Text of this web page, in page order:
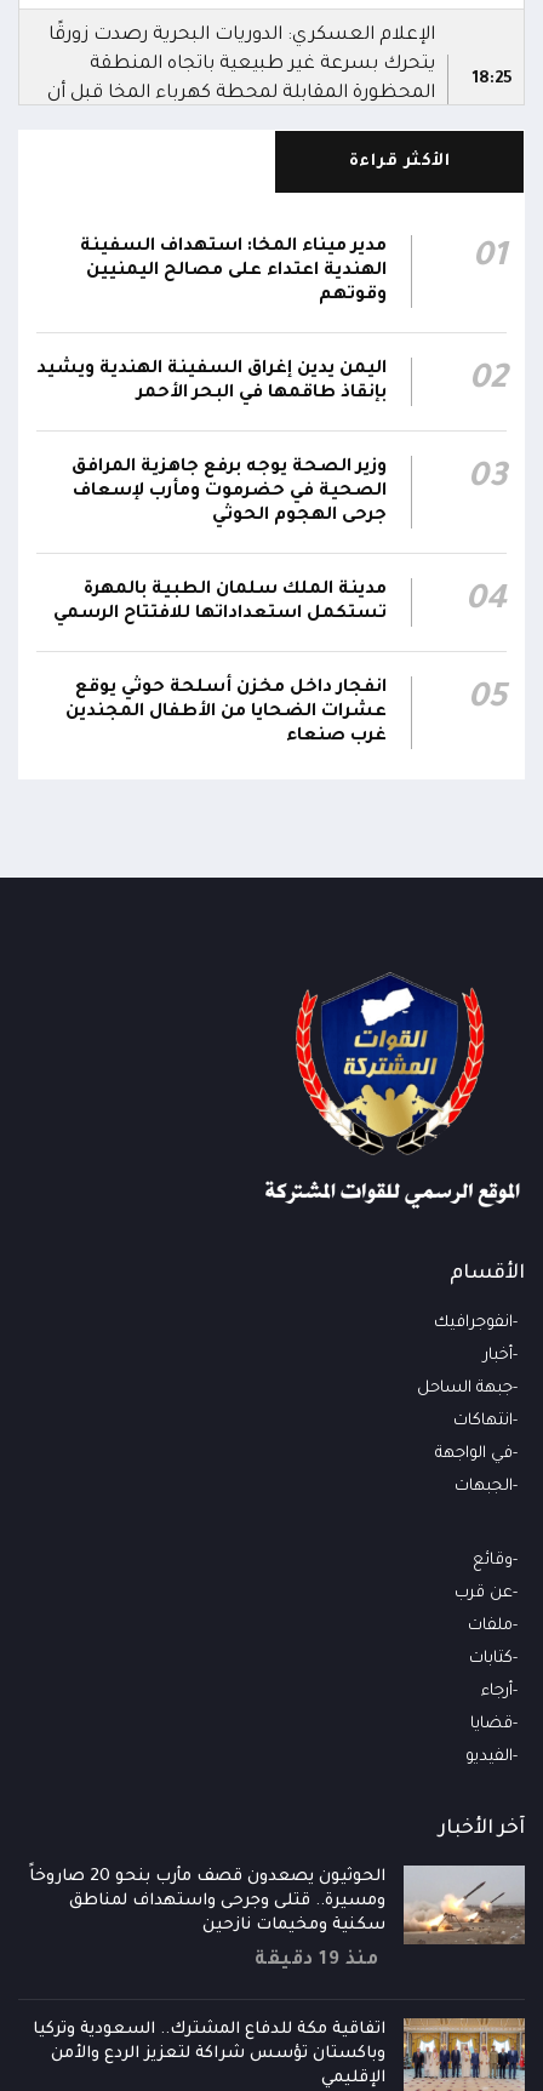
18:25
الإعلام العسكري: الدوريات البحرية رصدت زورقًا
يتحرك بسرعة غير طبيعية باتجاه المنطقة
المحظورة المقابلة لمحطة كهرباء المخا قبل أن
سفينة نفطية قبالة محطة كهرباء المخا باستخدام
زورق مفخخ
الكهرباء بالمخا
15:22
وزير الصحة: القصف الحوثي استهدف أحياءً سكنية
الأكثر قراءة
01
مدير ميناء المخا: استهداف السفينة
الهندية اعتداء على مصالح اليمنيين
وقوتهم
02
اليمن يدين إغراق السفينة الهندية ويشيد
بإنقاذ طاقمها في البحر الأحمر
03
وزير الصحة يوجه برفع جاهزية المرافق
الصحية في حضرموت ومأرب لإسعاف
جرحى الهجوم الحوثي
04
مدينة الملك سلمان الطبية بالمهرة
تستكمل استعداداتها للافتتاح الرسمي
05
انفجار داخل مخزن أسلحة حوثي يوقع
عشرات الضحايا من الأطفال المجندين
غرب صنعاء
الأقسام
انفوجرافيك
أخبار
جبهة الساحل
انتهاكات
في الواجهة
الجبهات
وقائع
عن قرب
ملفات
كتابات
أرجاء
قضايا
الفيديو
آخر الأخبار
الحوثيون يصعدون قصف مأرب بنحو 20 صاروخاً
ومسيرة.. قتلى وجرحى واستهداف لمناطق
سكنية ومخيمات نازحين
منذ 19 دقيقة
اتفاقية مكة للدفاع المشترك.. السعودية وتركيا
وباكستان تؤسس شراكة لتعزيز الردع والأمن
الإقليمي